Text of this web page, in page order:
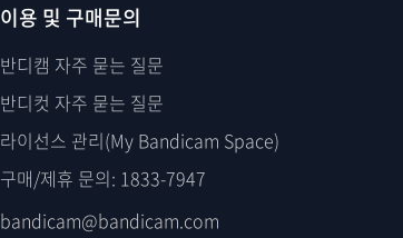
이용 및 구매문의
반디캠 자주 묻는 질문
반디컷 자주 묻는 질문
라이선스 관리(My Bandicam Space)
구매/제휴 문의: 1833-7947
bandicam@bandicam.com